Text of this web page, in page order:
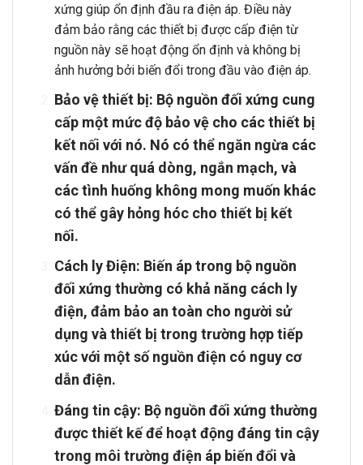
xứng giúp ổn định đầu ra điện áp. Điều này
đảm bảo rằng các thiết bị được cấp điện từ
nguồn này sẽ hoạt động ổn định và không bị
ảnh hưởng bởi biến đổi trong đầu vào điện áp.
Bảo vệ thiết bị: Bộ nguồn đối xứng cung
cấp một mức độ bảo vệ cho các thiết bị
kết nối với nó. Nó có thể ngăn ngừa các
vấn đề như quá dòng, ngắn mạch, và
các tình huống không mong muốn khác
có thể gây hỏng hóc cho thiết bị kết
nối.
Cách ly Điện: Biến áp trong bộ nguồn
đối xứng thường có khả năng cách ly
điện, đảm bảo an toàn cho người sử
dụng và thiết bị trong trường hợp tiếp
xúc với một số nguồn điện có nguy cơ
dẫn điện.
Đáng tin cậy: Bộ nguồn đối xứng thường
được thiết kế để hoạt động đáng tin cậy
trong môi trường điện áp biến đổi và